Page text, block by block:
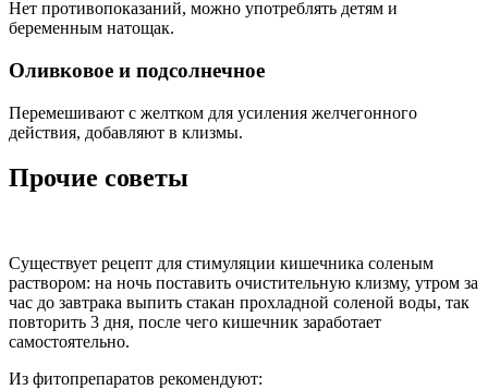
Нет противопоказаний, можно употреблять детям и
беременным натощак.
Оливковое и подсолнечное
Перемешивают с желтком для усиления желчегонного
действия, добавляют в клизмы.
Прочие советы
Существует рецепт для стимуляции кишечника соленым
раствором: на ночь поставить очистительную клизму, утром за
час до завтрака выпить стакан прохладной соленой воды, так
повторить 3 дня, после чего кишечник заработает
самостоятельно.
Из фитопрепаратов рекомендуют: